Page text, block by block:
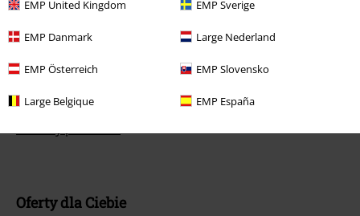
EMP United Kingdom EMP Sverige
EMP Danmark Large Nederland
EMP Österreich EMP Slovensko
Large Belgique EMP España
Zwróć artykuł
Ogólne informacje o rozmiarach
Opuść Backstage Club
Oferty dla Ciebie